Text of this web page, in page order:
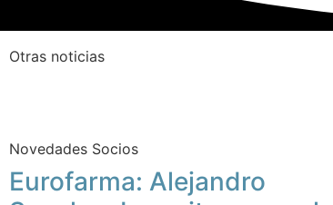
Otras noticias
Novedades Socios
Eurofarma: Alejandro